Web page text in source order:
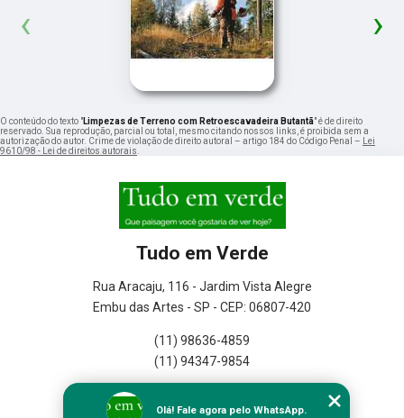
‹ ›
O conteúdo do texto "Limpezas de Terreno com Retroescavadeira Butantã" é de direito
reservado. Sua reprodução, parcial ou total, mesmo citando nossos links, é proibida sem a
autorização do autor. Crime de violação de direito autoral – artigo 184 do Código Penal –
Lei
9610/98 - Lei de direitos autorais
Tudo em Verde
Rua Aracaju, 116 - Jardim Vista Alegre
Embu das Artes - SP - CEP: 06807-420
(11) 98636-4859
(11) 94347-9854
Olá! Fale agora pelo WhatsApp.